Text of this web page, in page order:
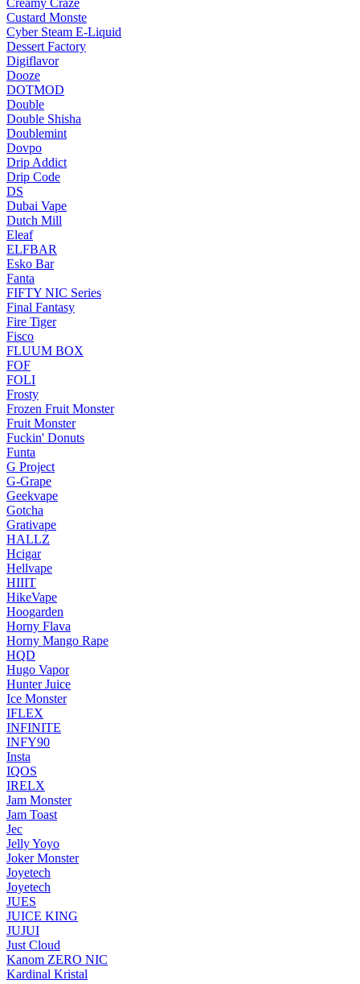
Creamy Craze
Custard Monste
Cyber Steam E-Liquid
Dessert Factory
Digiflavor
Dooze
DOTMOD
Double
Double Shisha
Doublemint
Dovpo
Drip Addict
Drip Code
DS
Dubai Vape
Dutch Mill
Eleaf
ELFBAR
Esko Bar
Fanta
FIFTY NIC Series
Final Fantasy
Fire Tiger
Fisco
FLUUM BOX
FOF
FOLI
Frosty
Frozen Fruit Monster
Fruit Monster
Fuckin' Donuts
Funta
G Project
G-Grape
Geekvape
Gotcha
Grativape
HALLZ
Hcigar
Hellvape
HIIIT
HikeVape
Hoogarden
Horny Flava
Horny Mango Rape
HQD
Hugo Vapor
Hunter Juice
Ice Monster
IFLEX
INFINITE
INFY90
Insta
IQOS
IRELX
Jam Monster
Jam Toast
Jec
Jelly Yoyo
Joker Monster
Joyetech
Joyetech
JUES
JUICE KING
JUJUI
Just Cloud
Kanom ZERO NIC
Kardinal Kristal